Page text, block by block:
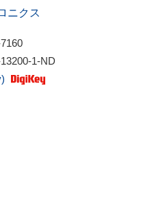
ニクス
1-ND